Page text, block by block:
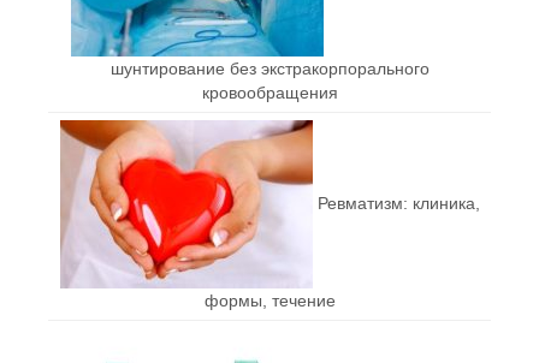
шунтирование без экстракорпорального
кровообращения
Ревматизм: клиника,
формы, течение